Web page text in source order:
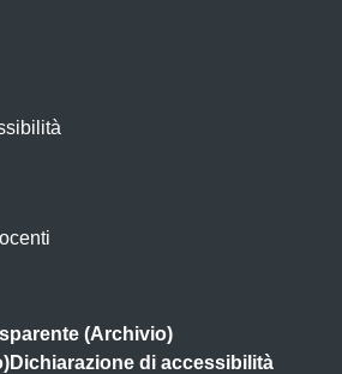
(Archivio)
Dichiarazione di accessibilità